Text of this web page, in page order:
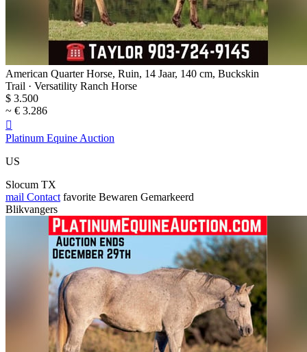
American Quarter Horse, Ruin, 14 Jaar, 140 cm, Buckskin
Trail · Versatility Ranch Horse
$ 3.500
~ € 3.286

Platinum Equine Auction
US
Slocum TX
mail Contact favorite Bewaren Gemarkeerd
Blikvangers